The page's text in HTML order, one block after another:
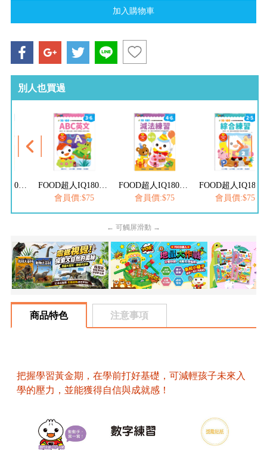
別人也買過
會員價:$75
會員價:$75
會員價:$75
← 可觸屏滑動 →
商品特色 注意事項
把握學習黃金期，在學前打好基礎，可減輕孩子未來入
學的壓力，並能獲得自信與成就感！